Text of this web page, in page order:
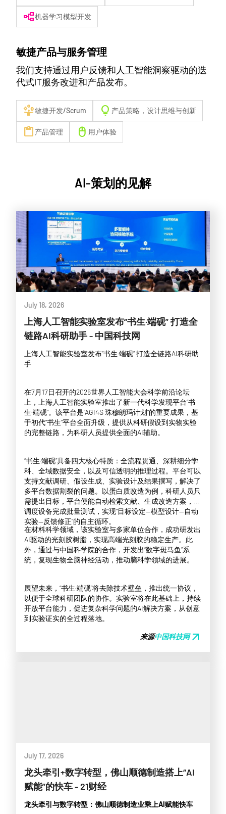
flowchart机器学习模型开发
敏捷产品与服务管理
我们支持通过用户反馈和人工智能洞察驱动的迭
代式IT服务改进和产品发布。
person_play敏捷开发/Scrum lightbulb 产品策略，设计思维与创新
content_paste 产品管理 mouse 用户体验
AI-策划的见解
July 18, 2026
上海人工智能实验室发布“书生·端砚” 打造全
链路AI科研助手 - 中国科技网
上海人工智能实验室发布“书生·端砚” 打造全链路AI科研助
手
在7月17日召开的2026世界人工智能大会科学前沿论坛
上，上海人工智能实验室推出了新一代科学发现平台“书
生·端砚”。该平台是“AGI4S 珠穆朗玛计划”的重要成果，基
于初代“书生”平台全面升级，提供从科研假设到实物实验
的完整链路，为科研人员提供全面的AI辅助。
“书生·端砚”具备四大核心特质：全流程贯通、深耕细分学
科、全域数据安全，以及可信透明的推理过程。平台可以
支持文献调研、假设生成、实验设计及结果撰写，解决了
多平台数据割裂的问题。以蛋白质改造为例，科研人员只
需提出目标，平台便能自动检索文献、生成改造方案，并
调度设备完成批量测试，实现“目标设定—模型设计—自动
实验—反馈修正”的自主循环。
在材料科学领域，该实验室与多家单位合作，成功研发出
AI驱动的光刻胶树脂，实现高端光刻胶的稳定生产。此
外，通过与中国科学院的合作，开发出“数字斑马鱼”系
统，复现生物全脑神经活动，推动脑科学领域的进展。
展望未来，“书生·端砚”将去除技术壁垒，推出统一协议，
以便于全球科研团队的协作。实验室将在此基础上，持续
开放平台能力，促进复杂科学问题的AI解决方案，从创意
到实验证实的全过程落地。
来源中国科技网arrow_outward
July 17, 2026
龙头牵引+数字转型，佛山顺德制造搭上“AI
赋能”的快车 - 21财经
龙头牵引与数字转型：佛山顺德制造业乘上AI赋能快车